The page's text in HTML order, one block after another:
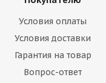
Условия оплаты
Условия доставки
Гарантия на товар
Вопрос-ответ